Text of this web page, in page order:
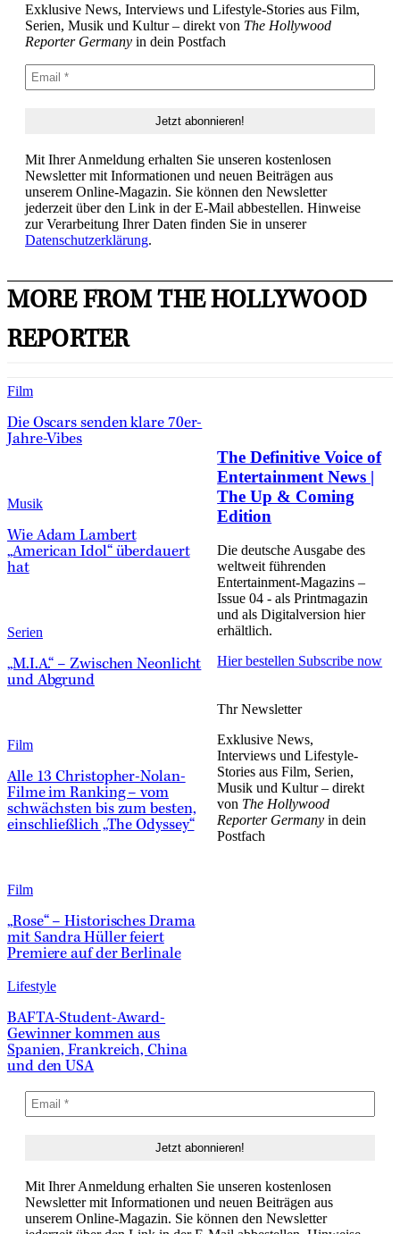
Exklusive News, Interviews und Lifestyle-Stories aus Film,
Serien, Musik und Kultur – direkt von The Hollywood
Reporter Germany in dein Postfach
Mit Ihrer Anmeldung erhalten Sie unseren kostenlosen
Newsletter mit Informationen und neuen Beiträgen aus
unserem Online-Magazin. Sie können den Newsletter
jederzeit über den Link in der E-Mail abbestellen. Hinweise
zur Verarbeitung Ihrer Daten finden Sie in unserer
Datenschutzerklärung.
MORE FROM THE HOLLYWOOD
REPORTER
Film
Die Oscars senden klare 70er-
Jahre-Vibes
Musik
Wie Adam Lambert
„American Idol“ überdauert
hat
Serien
„M.I.A.“ – Zwischen Neonlicht
und Abgrund
Film
Alle 13 Christopher-Nolan-
Filme im Ranking – vom
schwächsten bis zum besten,
einschließlich „The Odyssey“
Film
„Rose“ – Historisches Drama
mit Sandra Hüller feiert
Premiere auf der Berlinale
Lifestyle
BAFTA-Student-Award-
Gewinner kommen aus
Spanien, Frankreich, China
und den USA
The Definitive Voice of
Entertainment News |
The Up & Coming
Edition
Die deutsche Ausgabe des
weltweit führenden
Entertainment-Magazins –
Issue 04 - als Printmagazin
und als Digitalversion hier
erhältlich.
Hier bestellen Subscribe now
Thr Newsletter
Exklusive News,
Interviews und Lifestyle-
Stories aus Film, Serien,
Musik und Kultur – direkt
von The Hollywood
Reporter Germany in dein
Postfach
Mit Ihrer Anmeldung erhalten Sie unseren kostenlosen
Newsletter mit Informationen und neuen Beiträgen aus
unserem Online-Magazin. Sie können den Newsletter